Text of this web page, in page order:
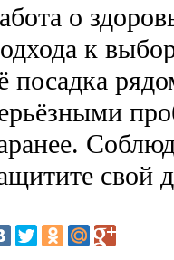
о
к
посадка
свой